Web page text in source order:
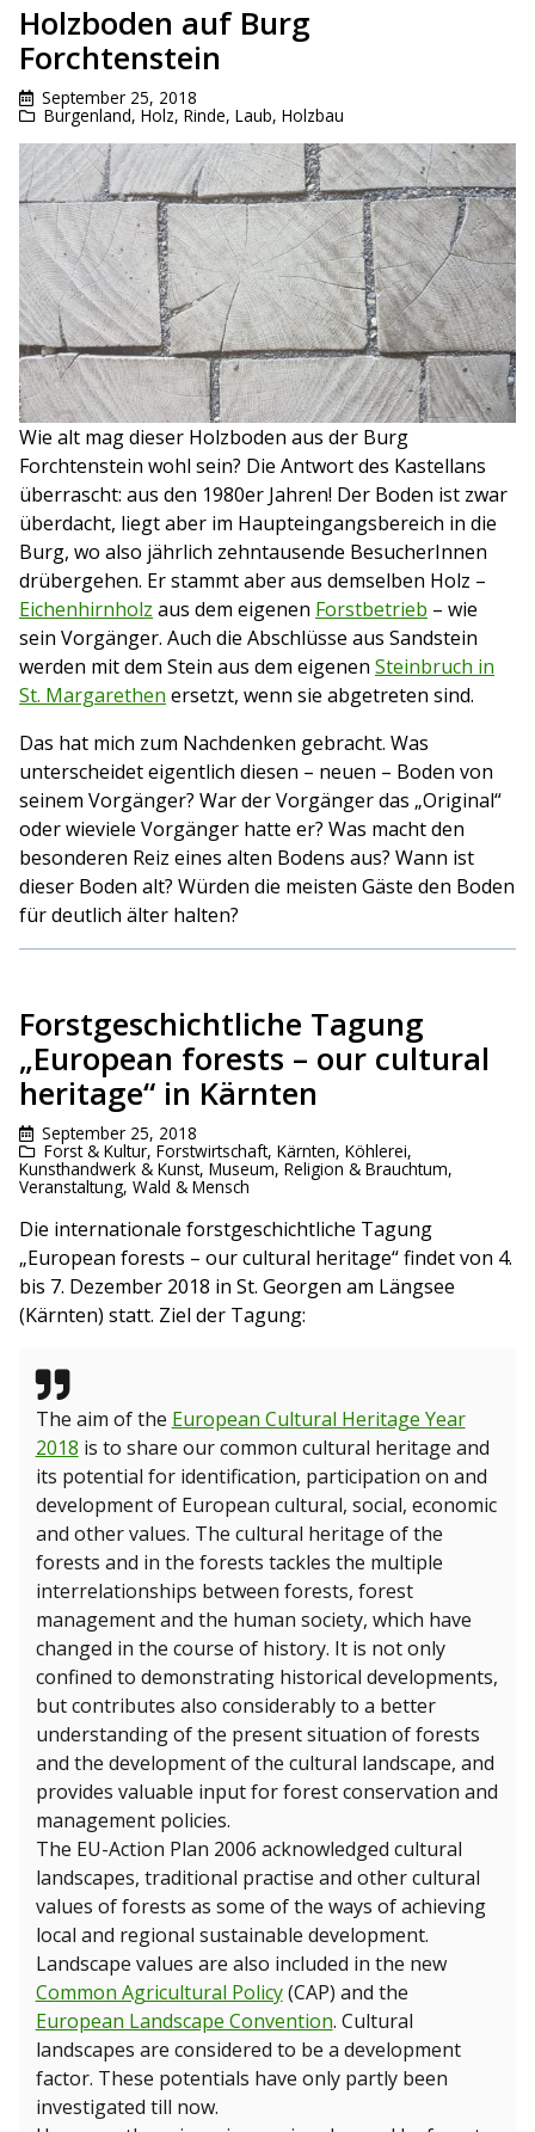
Holzboden auf Burg
Forchtenstein
September 25, 2018
Burgenland, Holz, Rinde, Laub, Holzbau
Wie alt mag dieser Holzboden aus der Burg
Forchtenstein wohl sein? Die Antwort des Kastellans
überrascht: aus den 1980er Jahren! Der Boden ist zwar
überdacht, liegt aber im Haupteingangsbereich in die
Burg, wo also jährlich zehntausende BesucherInnen
drübergehen. Er stammt aber aus demselben Holz –
Eichenhirnholz aus dem eigenen Forstbetrieb – wie
sein Vorgänger. Auch die Abschlüsse aus Sandstein
werden mit dem Stein aus dem eigenen Steinbruch in
St. Margarethen ersetzt, wenn sie abgetreten sind.
Das hat mich zum Nachdenken gebracht. Was
unterscheidet eigentlich diesen – neuen – Boden von
seinem Vorgänger? War der Vorgänger das „Original“
oder wieviele Vorgänger hatte er? Was macht den
besonderen Reiz eines alten Bodens aus? Wann ist
dieser Boden alt? Würden die meisten Gäste den Boden
für deutlich älter halten?
Forstgeschichtliche Tagung
„European forests – our cultural
heritage“ in Kärnten
September 25, 2018
Forst & Kultur, Forstwirtschaft, Kärnten, Köhlerei,
Kunsthandwerk & Kunst, Museum, Religion & Brauchtum,
Veranstaltung, Wald & Mensch
Die internationale forstgeschichtliche Tagung
„European forests – our cultural heritage“ findet von 4.
bis 7. Dezember 2018 in St. Georgen am Längsee
(Kärnten) statt. Ziel der Tagung:
The aim of the European Cultural Heritage Year
2018 is to share our common cultural heritage and
its potential for identification, participation on and
development of European cultural, social, economic
and other values. The cultural heritage of the
forests and in the forests tackles the multiple
interrelationships between forests, forest
management and the human society, which have
changed in the course of history. It is not only
confined to demonstrating historical developments,
but contributes also considerably to a better
understanding of the present situation of forests
and the development of the cultural landscape, and
provides valuable input for forest conservation and
management policies.
The EU-Action Plan 2006 acknowledged cultural
landscapes, traditional practise and other cultural
values of forests as some of the ways of achieving
local and regional sustainable development.
Landscape values are also included in the new
Common Agricultural Policy(CAP) and the
European Landscape Convention. Cultural
landscapes are considered to be a development
factor. These potentials have only partly been
investigated till now.